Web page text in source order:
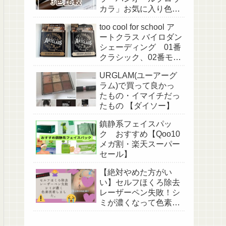
カラ」お気に入り色3
too cool for school ア
ートクラス バイロダン
シェーディング 01番
クラシック、02番モダ
た。
URGLAM(ユーアーグ
ラム)で買って良かっ
たもの・イマイチだっ
たもの 【ダイソー】
鎮静系フェイスパッ
ク おすすめ【Qoo10
メガ割・楽天スーパー
セール】
【絶対やめた方がい
い】セルフほくろ除去
レーザーペン失敗！シ
ミが濃くなって色素沈